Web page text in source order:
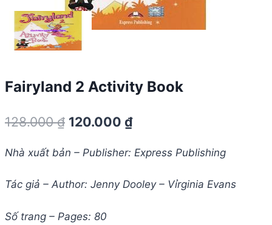
Fairyland 2 Activity Book
128.000₫ Giá
128.000 ₫.
120.000 ₫Giá
tại
là:
Nhà xuất bản – Publisher: Express Publishing
Tác giả – Author: Jenny Dooley – Vỉrginia Evans
Số trang – Pages: 80